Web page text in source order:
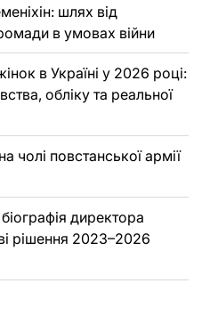
шлях від
в умовах війни
в Україні у 2026 році:
обліку та реальної
чолі повстанської армії
директора
рішення 2023–2026